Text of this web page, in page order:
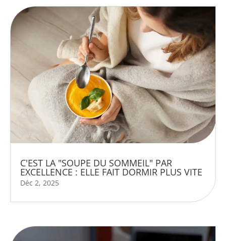
C'EST LA "SOUPE DU SOMMEIL" PAR
EXCELLENCE : ELLE FAIT DORMIR PLUS VITE
Déc 2, 2025